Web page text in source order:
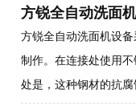
方锐全自动洗面
方锐全自动洗面机设
制作。在连接处使用
处是，这种钢材的抗腐